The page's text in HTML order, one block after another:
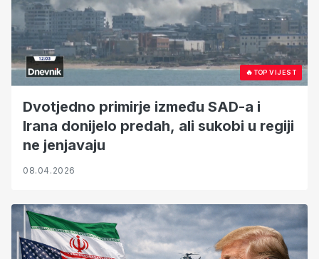
🔥TOP VIJEST
Dvotjedno primirje između SAD-a i
Irana donijelo predah, ali sukobi u regiji
ne jenjavaju
08.04.2026